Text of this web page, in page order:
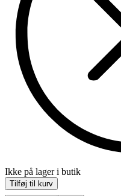
Ikke på lager i butik
Tilføj til kurv